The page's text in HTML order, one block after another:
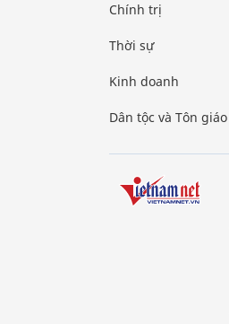
Chính trị
Thời sự
Kinh doanh
Dân tộc và Tôn giáo